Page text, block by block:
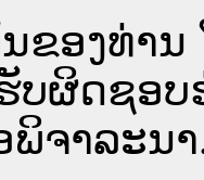
ຂອງທ່ານ
ບຜິດຊອບ
ພິຈາລະນ